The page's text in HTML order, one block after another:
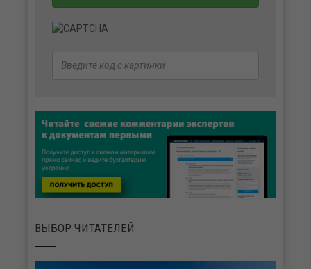
ВЫБОР ЧИТАТЕЛЕЙ